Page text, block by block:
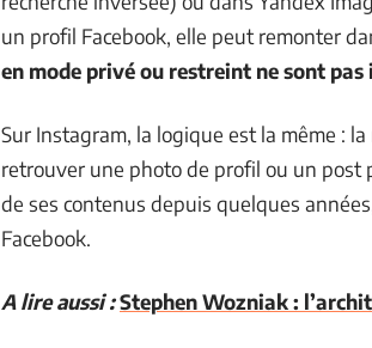
un profil Facebook, elle peut remonter
en mode privé ou restreint ne sont pas
Sur Instagram, la logique est la même :
retrouver une photo de profil ou un post
de ses contenus depuis quelques
Facebook.
A lire aussi :Stephen Wozniak :